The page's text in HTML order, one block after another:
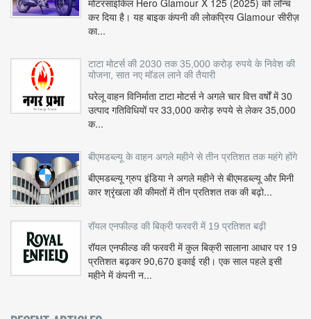
मोटरसाइकिल Hero Glamour X 125 (2025) को लॉन्च
कर दिया है। यह बाइक कंपनी की लोकप्रिय Glamour सीरीज़
का...
टाटा मोटर्स की 2030 तक 35,000 करोड़ रुपये के निवेश की
योजना, सात नए मॉडल लाने की तैयारी
घरेलू वाहन विनिर्माता टाटा मोटर्स ने अगले चार वित्त वर्षों में 30
उत्पाद गतिविधियों पर 33,000 करोड़ रुपये से लेकर 35,000
क...
बीएमडब्ल्यू के वाहन अगले महीने से तीन प्रतिशत तक महंगे होंगे
बीएमडब्ल्यू ग्रुप इंडिया ने अगले महीने से बीएमडब्ल्यू और मिनी
कार श्रृंखला की कीमतों में तीन प्रतिशत तक की बढ़ो...
रॉयल एनफील्ड की बिक्री फरवरी में 19 प्रतिशत बढ़ी
रॉयल एनफील्ड की फरवरी में कुल बिक्री सालाना आधार पर 19
प्रतिशत बढ़कर 90,670 इकाई रही। एक साल पहले इसी
महीने में कंपनी न...